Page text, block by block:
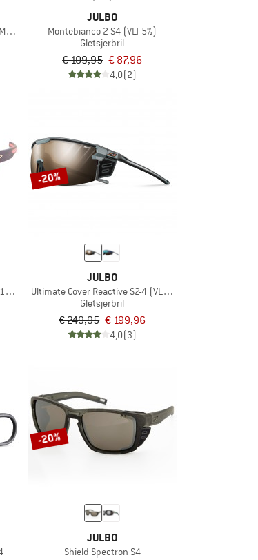
Cat. 3 VLT 14%
JULBO
Montebianco 2 S4 (VLT 5%)
Gletsjerbril
€ 109,95 € 87,96
4,0(2)
-20%
JULBO
Ultimate Cover Reactive S2-4 (VLT 35-7%)
Gletsjerbril
€ 249,95 € 199,96
4,0(3)
-20%
JULBO
Shield Spectron S4